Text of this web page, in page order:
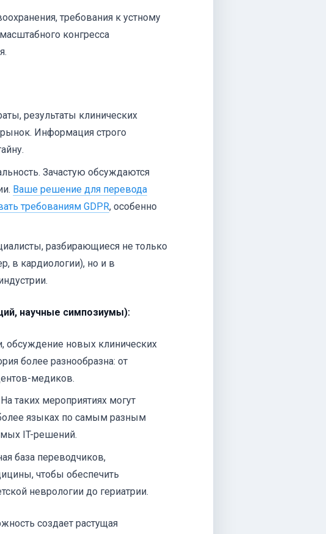
требования к устному
конгресса
результаты клинических
Информация строго
Зачастую обсуждаются
Ваше решение для перевода
требованиям GDPR, особенно
разбирающиеся не только
в кардиологии), но и в
научные симпозиумы):
обсуждение новых клинических
более разнообразна: от
медиков.
таких мероприятиях могут
языках по самым разным
IT-решений.
база переводчиков,
чтобы обеспечить
неврологии до гериатрии.
создает растущая